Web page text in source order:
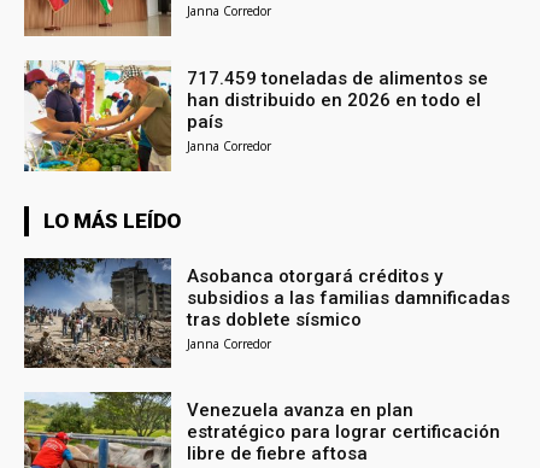
Janna Corredor
717.459 toneladas de alimentos se
han distribuido en 2026 en todo el
país
Janna Corredor
LO MÁS LEÍDO
Asobanca otorgará créditos y
subsidios a las familias damnificadas
tras doblete sísmico
Janna Corredor
Venezuela avanza en plan
estratégico para lograr certificación
libre de fiebre aftosa